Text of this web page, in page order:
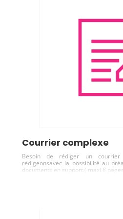
courrier complexe
Besoin de rédiger un
rédigeonsavec la possibilité au
documents en support.( maxi 8